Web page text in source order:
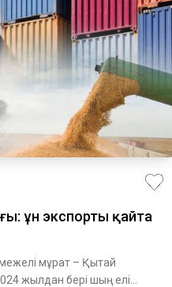
ұн экспорты қайта
мұрат – Қытай
жылдан бері шың елі